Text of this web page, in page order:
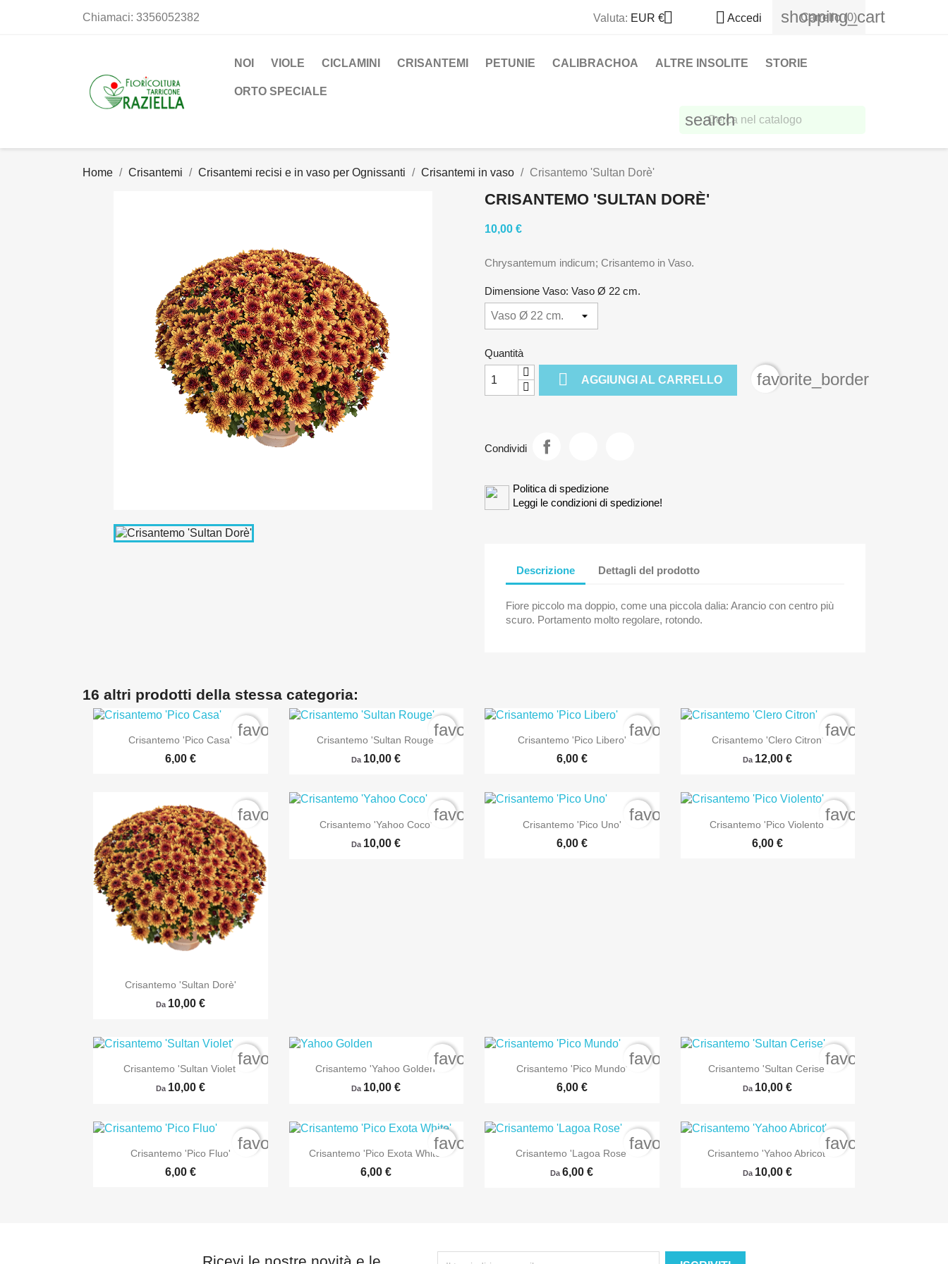
Chiamaci: 3356052382 Valuta: EUR €  Accedi shopping_cart
Carrello (0)
NOI VIOLE CICLAMINI CRISANTEMI PETUNIE CALIBRACHOA ALTRE INSOLITE STORIE
ORTO SPECIALE
search
Home Crisantemi Crisantemi recisi e in vaso per Ognissanti Crisantemi in vaso Crisantemo 'Sultan Dorè'
CRISANTEMO 'SULTAN DORÈ'
10,00 €
Chrysantemum indicum; Crisantemo in Vaso.
Dimensione Vaso: Vaso Ø 22 cm.
Quantità
 AGGIUNGI AL CARRELLO favorite_border
Condividi
Politica di spedizione
Leggi le condizioni di spedizione!
Descrizione Dettagli del prodotto
Fiore piccolo ma doppio, come una piccola dalia: Arancio con centro più
scuro. Portamento molto regolare, rotondo.
16 altri prodotti della stessa categoria:
 Anteprima
Crisantemo 'Pico Casa'
6,00 €
favorite_border  Anteprima
Crisantemo 'Sultan Rouge'
Da 10,00 €
favorite_border  Anteprima
Crisantemo 'Pico Libero'
6,00 €
favorite_border  Anteprima
Crisantemo 'Clero Citron'
Da 12,00 €
favorite_border
 Anteprima
Crisantemo 'Sultan Dorè'
Da 10,00 €
favorite_border  Anteprima
Crisantemo 'Yahoo Coco'
Da 10,00 €
favorite_border  Anteprima
Crisantemo 'Pico Uno'
6,00 €
favorite_border  Anteprima
Crisantemo 'Pico Violento'
6,00 €
favorite_border
 Anteprima
Crisantemo 'Sultan Violet'
Da 10,00 €
favorite_border  Anteprima
Crisantemo 'Yahoo Golden'
Da 10,00 €
favorite_border  Anteprima
Crisantemo 'Pico Mundo'
6,00 €
favorite_border  Anteprima
Crisantemo 'Sultan Cerise'
Da 10,00 €
favorite_border
 Anteprima
Crisantemo 'Pico Fluo'
6,00 €
favorite_border  Anteprima
Crisantemo 'Pico Exota White'
6,00 €
favorite_border  Anteprima
Crisantemo 'Lagoa Rose'
Da6,00 €
favorite_border  Anteprima
Crisantemo 'Yahoo Abricot'
Da 10,00 €
favorite_border